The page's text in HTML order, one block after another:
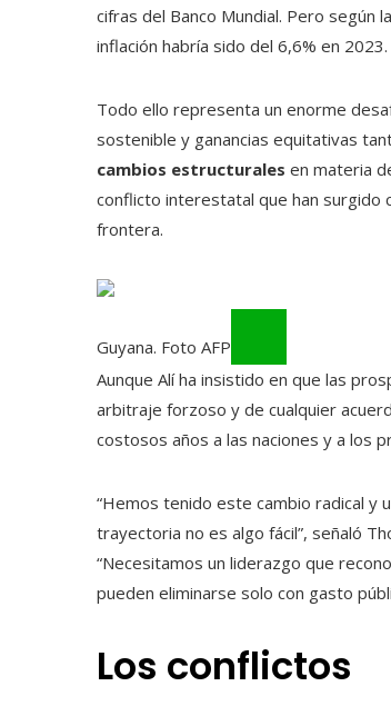
cifras del Banco Mundial. Pero según
inflación habría sido del 6,6% en 2023.
Todo ello representa un enorme
sostenible y ganancias equitativas
cambios estructurales en materia
conflicto interestatal que han surgido
frontera.
Guyana. Foto AFP
Aunque Alí ha insistido en que las
arbitraje forzoso y de cualquier
costosos años a las naciones y a los
“Hemos tenido este cambio radical y
trayectoria no es algo fácil”, señaló
“Necesitamos un liderazgo que
pueden eliminarse solo con gasto
Los conflictos